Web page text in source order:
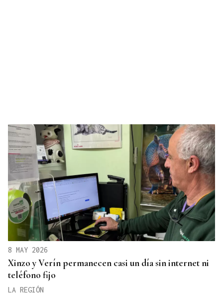
8 MAY 2026
Xinzo y Verín permanecen casi un día sin internet ni
teléfono fijo
LA REGIÓN